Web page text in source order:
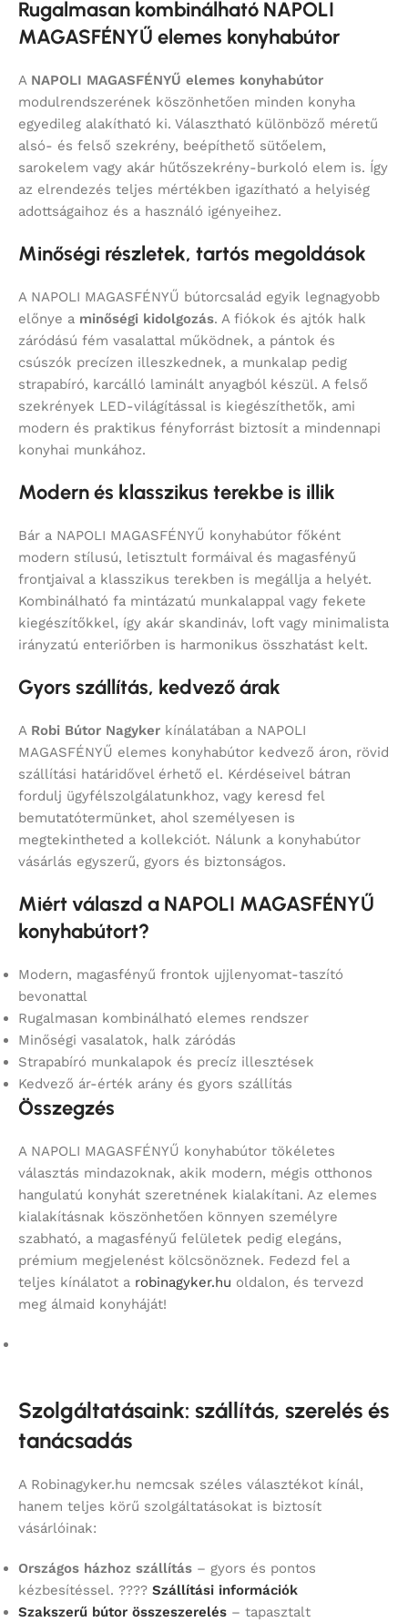
Rugalmasan kombinálható NAPOLI
MAGASFÉNYŰ elemes konyhabútor
A NAPOLI MAGASFÉNYŰ elemes konyhabútor
modulrendszerének köszönhetően minden konyha
egyedileg alakítható ki. Választható különböző méretű
alsó- és felső szekrény, beépíthető sütőelem,
sarokelem vagy akár hűtőszekrény-burkoló elem is. Így
az elrendezés teljes mértékben igazítható a helyiség
adottságaihoz és a használó igényeihez.
Minőségi részletek, tartós megoldások
A NAPOLI MAGASFÉNYŰ bútorcsalád egyik legnagyobb
előnye a minőségi kidolgozás. A fiókok és ajtók halk
záródású fém vasalattal működnek, a pántok és
csúszók precízen illeszkednek, a munkalap pedig
strapabíró, karcálló laminált anyagból készül. A felső
szekrények LED-világítással is kiegészíthetők, ami
modern és praktikus fényforrást biztosít a mindennapi
konyhai munkához.
Modern és klasszikus terekbe is illik
Bár a NAPOLI MAGASFÉNYŰ konyhabútor főként
modern stílusú, letisztult formáival és magasfényű
frontjaival a klasszikus terekben is megállja a helyét.
Kombinálható fa mintázatú munkalappal vagy fekete
kiegészítőkkel, így akár skandináv, loft vagy minimalista
irányzatú enteriőrben is harmonikus összhatást kelt.
Gyors szállítás, kedvező árak
A Robi Bútor Nagyker kínálatában a NAPOLI
MAGASFÉNYŰ elemes konyhabútor kedvező áron, rövid
szállítási határidővel érhető el. Kérdéseivel bátran
fordulj ügyfélszolgálatunkhoz, vagy keresd fel
bemutatótermünket, ahol személyesen is
megtekintheted a kollekciót. Nálunk a konyhabútor
vásárlás egyszerű, gyors és biztonságos.
Miért válaszd a NAPOLI MAGASFÉNYŰ
konyhabútort?
Modern, magasfényű frontok ujjlenyomat-taszító
bevonattal
Rugalmasan kombinálható elemes rendszer
Minőségi vasalatok, halk záródás
Strapabíró munkalapok és precíz illesztések
Kedvező ár-érték arány és gyors szállítás
Összegzés
A NAPOLI MAGASFÉNYŰ konyhabútor tökéletes
választás mindazoknak, akik modern, mégis otthonos
hangulatú konyhát szeretnének kialakítani. Az elemes
kialakításnak köszönhetően könnyen személyre
szabható, a magasfényű felületek pedig elegáns,
prémium megjelenést kölcsönöznek. Fedezd fel a
teljes kínálatot a robinagyker.hu oldalon, és tervezd
meg álmaid konyháját!
Szolgáltatásaink: szállítás, szerelés és
tanácsadás
A Robinagyker.hu nemcsak széles választékot kínál,
hanem teljes körű szolgáltatásokat is biztosít
vásárlóinak:
Országos házhoz szállítás – gyors és pontos
kézbesítéssel. ???? Szállítási információk
Szakszerű bútor összeszerelés – tapasztalt